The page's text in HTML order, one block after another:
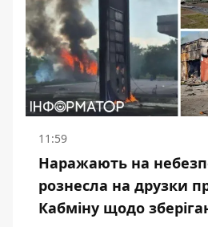
11:59
Наражають на
рознесла на друзки
Кабміну щодо